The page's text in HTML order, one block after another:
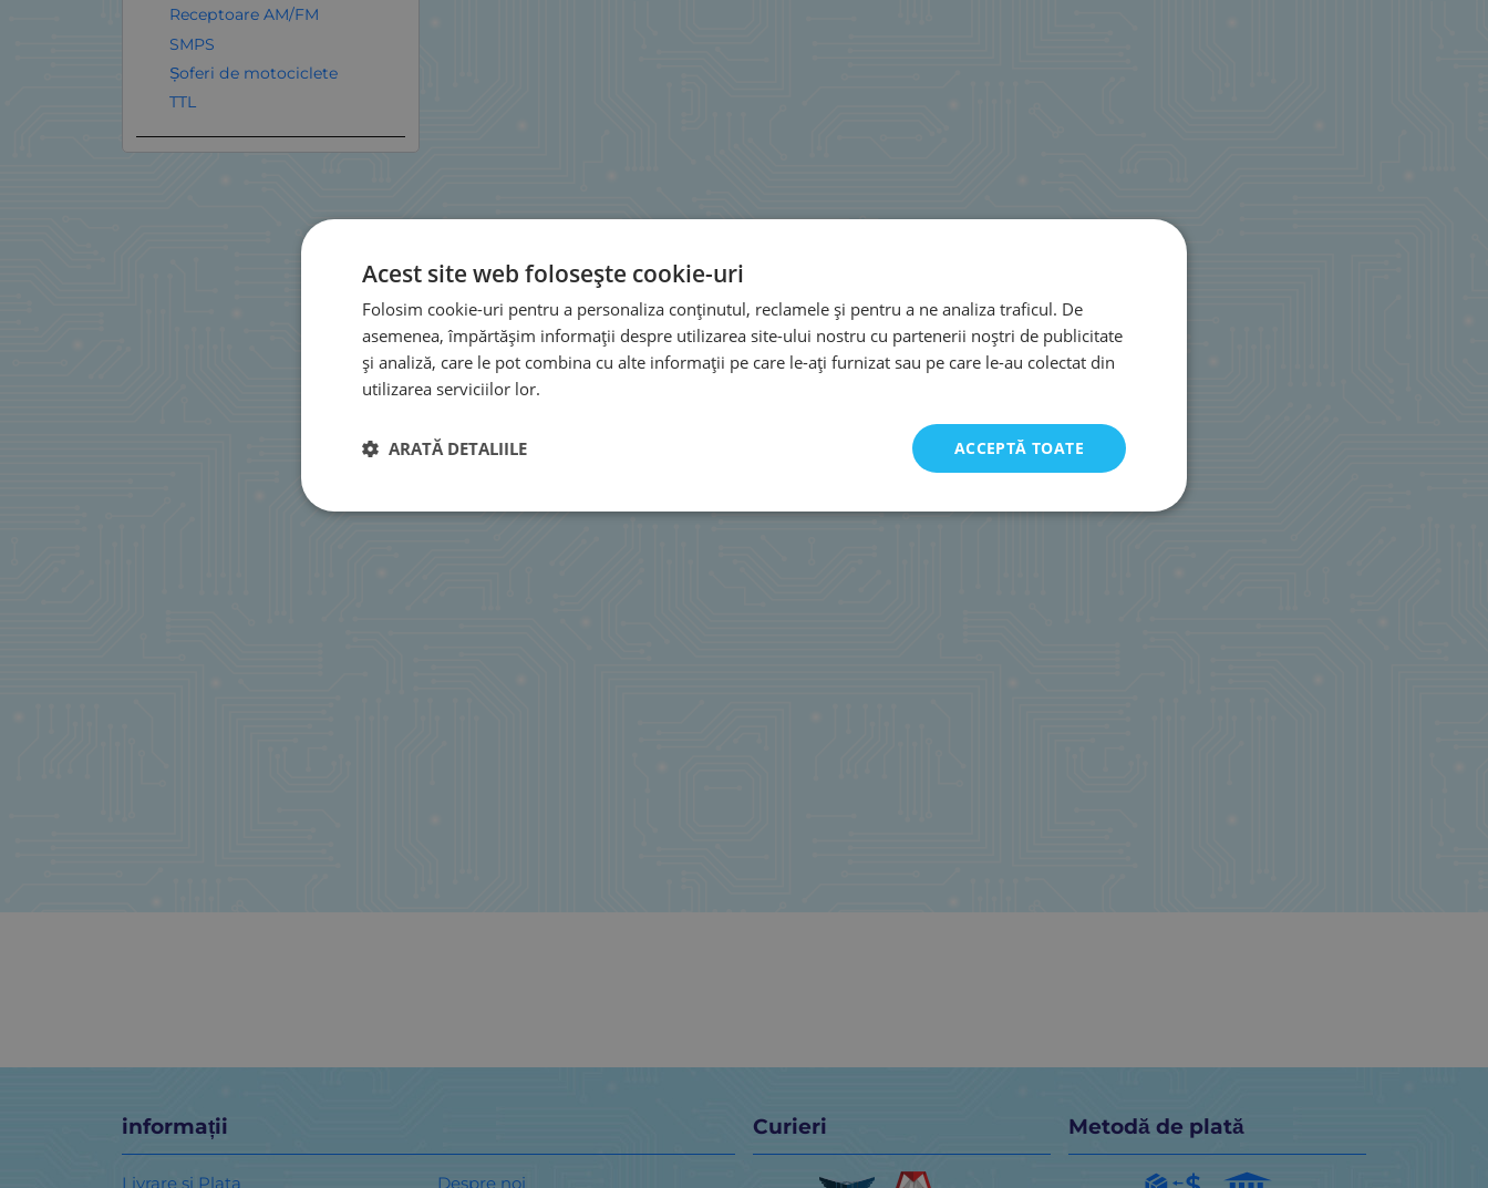
Receptoare AM/FM
SMPS
Șoferi de motociclete
TTL
informații
Livrare si Plata Despre noi
Curieri Metodă de plată
Acest site web folosește cookie-uri
Folosim cookie-uri pentru a personaliza conținutul, reclamele și pentru a ne analiza traficul. De
asemenea, împărtășim informații despre utilizarea site-ului nostru cu partenerii noștri de publicitate
și analiză, care le pot combina cu alte informații pe care le-ați furnizat sau pe care le-au colectat din
utilizarea serviciilor lor.
ACCEPTĂ TOATE
ARATĂ DETALIILE